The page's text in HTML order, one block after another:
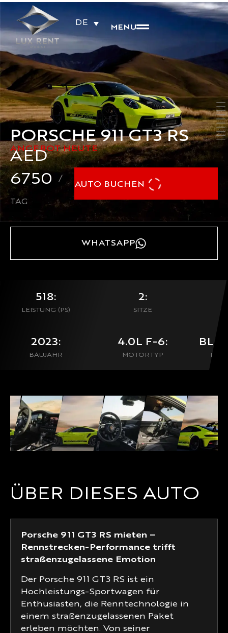
MENU
DE
PORSCHE 911 GT3 RS
ANGEBOT HEUTE
AED
6750
/
TAG
AUTO BUCHEN
WHATSAPP
518:
LEISTUNG (PS)
2:
SITZE
2023:
BAUJAHR
4.0L F-6:
MOTORTYP
ÜBER DIESES AUTO
Porsche 911 GT3 RS mieten –
Rennstrecken-Performance trifft
straßenzugelassene Emotion
Der Porsche 911 GT3 RS ist ein
Hochleistungs-Sportwagen für
Enthusiasten, die Renntechnologie in
einem straßenzugelassenen Paket
erleben möchten. Von seiner